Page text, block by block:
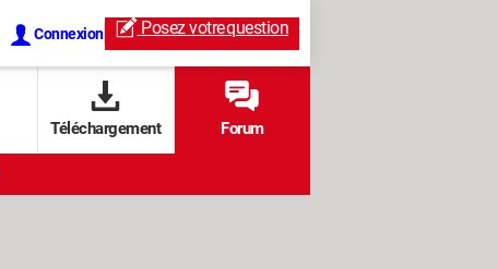
Connexion Posez votrequestion
Téléchargement Forum